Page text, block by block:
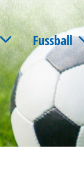
Fussball